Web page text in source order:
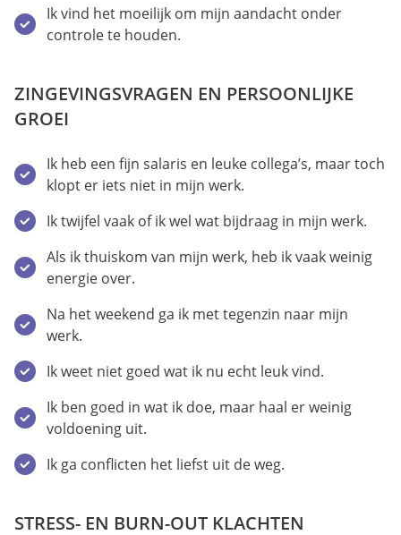
Ik vind het moeilijk om mijn aandacht onder
controle te houden.
ZINGEVINGSVRAGEN EN PERSOONLIJKE
GROEI
Ik heb een fijn salaris en leuke collega’s, maar toch
klopt er iets niet in mijn werk.
Ik twijfel vaak of ik wel wat bijdraag in mijn werk.
Als ik thuiskom van mijn werk, heb ik vaak weinig
energie over.
Na het weekend ga ik met tegenzin naar mijn
werk.
Ik weet niet goed wat ik nu echt leuk vind.
Ik ben goed in wat ik doe, maar haal er weinig
voldoening uit.
Ik ga conflicten het liefst uit de weg.
STRESS- EN BURN-OUT KLACHTEN